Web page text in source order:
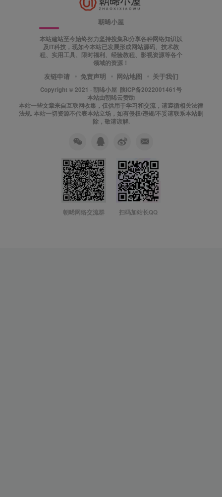
朝晞小屋
本站建站至今始终努力坚持搜集和分享各种网络知识以
及IT科技，现如今本站已发展形成网站源码、技术教
程、实用工具、限时福利、经验教程、影视资源等各个
领域的资源！
友链申请 免责声明 网站地图 关于我们
Copyright © 2021 · 朝晞小屋 陕ICP备2022001461号
本站由朝晞云赞助
本站一些文章来自互联网收集，仅供用于学习和交流，请遵循相关法律
法规. 本站一切资源不代表本站立场，如有侵权/违规/不妥请联系本站删
除，敬请谅解.
朝晞网络交流群 扫码加站长QQ